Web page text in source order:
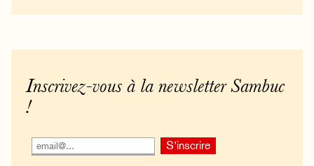
Inscrivez-vous à la newsletter Sambuc
!